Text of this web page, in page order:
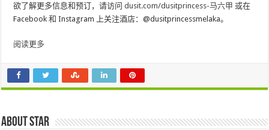
欲了解更多信息和预订，请访问 dusit.com/dusitprincess-马六甲 或在
Facebook 和 Instagram 上关注酒店：@dusitprincessmelaka。
阅读更多
About star